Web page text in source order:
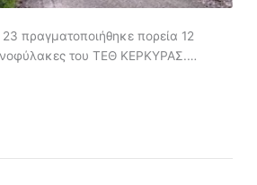
πραγματοποιήθηκε πορεία 12
του ΤΕΘ ΚΕΡΚΥΡΑΣ.…